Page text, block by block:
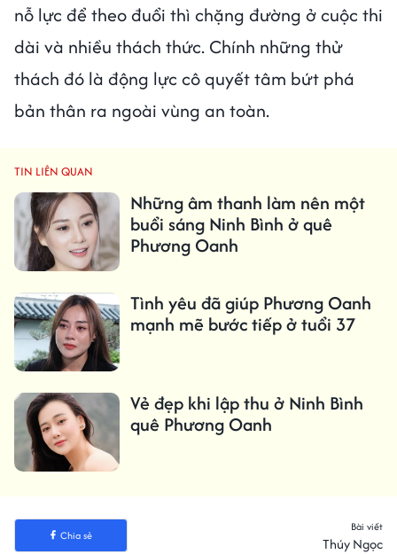
nỗ lực để theo đuổi thì chặng đường ở cuộc thi
dài và nhiều thách thức. Chính những thử
thách đó là động lực cô quyết tâm bứt phá
bản thân ra ngoài vùng an toàn.
TIN LIÊN QUAN
Những âm thanh làm nên một
buổi sáng Ninh Bình ở quê
Phương Oanh
Tình yêu đã giúp Phương Oanh
mạnh mẽ bước tiếp ở tuổi 37
Vẻ đẹp khi lập thu ở Ninh Bình
quê Phương Oanh
Chia sẻ
Bài viết
Thúy Ngọc